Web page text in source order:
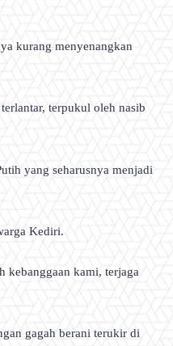
kurang menyenangkan
terpukul oleh nasib
yang seharusnya menjadi
Kediri.
kebanggaan kami, terjaga
gagah berani terukir di